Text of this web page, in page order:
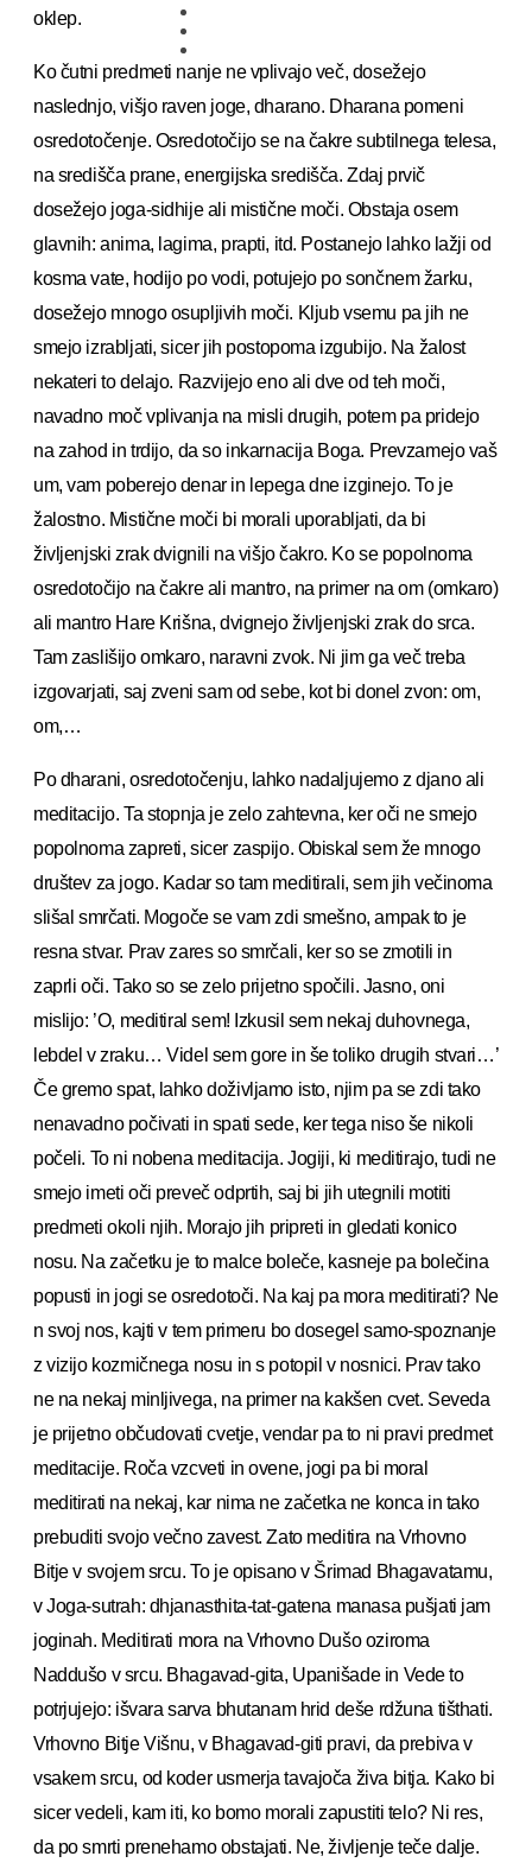
oklep.
Ko čutni predmeti nanje ne vplivajo več, dosežejo
naslednjo, višjo raven joge, dharano. Dharana pomeni
osredotočenje. Osredotočijo se na čakre subtilnega telesa,
na središča prane, energijska središča. Zdaj prvič
dosežejo joga-sidhije ali mistične moči. Obstaja osem
glavnih: anima, lagima, prapti, itd. Postanejo lahko lažji od
kosma vate, hodijo po vodi, potujejo po sončnem žarku,
dosežejo mnogo osupljivih moči. Kljub vsemu pa jih ne
smejo izrabljati, sicer jih postopoma izgubijo. Na žalost
nekateri to delajo. Razvijejo eno ali dve od teh moči,
navadno moč vplivanja na misli drugih, potem pa pridejo
na zahod in trdijo, da so inkarnacija Boga. Prevzamejo vaš
um, vam poberejo denar in lepega dne izginejo. To je
žalostno. Mistične moči bi morali uporabljati, da bi
življenjski zrak dvignili na višjo čakro. Ko se popolnoma
osredotočijo na čakre ali mantro, na primer na om (omkaro)
ali mantro Hare Krišna, dvignejo življenjski zrak do srca.
Tam zaslišijo omkaro, naravni zvok. Ni jim ga več treba
izgovarjati, saj zveni sam od sebe, kot bi donel zvon: om,
om,…
Po dharani, osredotočenju, lahko nadaljujemo z djano ali
meditacijo. Ta stopnja je zelo zahtevna, ker oči ne smejo
popolnoma zapreti, sicer zaspijo. Obiskal sem že mnogo
društev za jogo. Kadar so tam meditirali, sem jih večinoma
slišal smrčati. Mogoče se vam zdi smešno, ampak to je
resna stvar. Prav zares so smrčali, ker so se zmotili in
zaprli oči. Tako so se zelo prijetno spočili. Jasno, oni
mislijo: ’O, meditiral sem! Izkusil sem nekaj duhovnega,
lebdel v zraku… Videl sem gore in še toliko drugih stvari…’
Če gremo spat, lahko doživljamo isto, njim pa se zdi tako
nenavadno počivati in spati sede, ker tega niso še nikoli
počeli. To ni nobena meditacija. Jogiji, ki meditirajo, tudi ne
smejo imeti oči preveč odprtih, saj bi jih utegnili motiti
predmeti okoli njih. Morajo jih pripreti in gledati konico
nosu. Na začetku je to malce boleče, kasneje pa bolečina
popusti in jogi se osredotoči. Na kaj pa mora meditirati? Ne
n svoj nos, kajti v tem primeru bo dosegel samo-spoznanje
z vizijo kozmičnega nosu in s potopil v nosnici. Prav tako
ne na nekaj minljivega, na primer na kakšen cvet. Seveda
je prijetno občudovati cvetje, vendar pa to ni pravi predmet
meditacije. Roča vzcveti in ovene, jogi pa bi moral
meditirati na nekaj, kar nima ne začetka ne konca in tako
prebuditi svojo večno zavest. Zato meditira na Vrhovno
Bitje v svojem srcu. To je opisano v Šrimad Bhagavatamu,
v Joga-sutrah: dhjanasthita-tat-gatena manasa pušjati jam
joginah. Meditirati mora na Vrhovno Dušo oziroma
Naddušo v srcu. Bhagavad-gita, Upanišade in Vede to
potrjujejo: išvara sarva bhutanam hrid deše rdžuna tišthati.
Vrhovno Bitje Višnu, v Bhagavad-giti pravi, da prebiva v
vsakem srcu, od koder usmerja tavajoča živa bitja. Kako bi
sicer vedeli, kam iti, ko bomo morali zapustiti telo? Ni res,
da po smrti prenehamo obstajati. Ne, življenje teče dalje.